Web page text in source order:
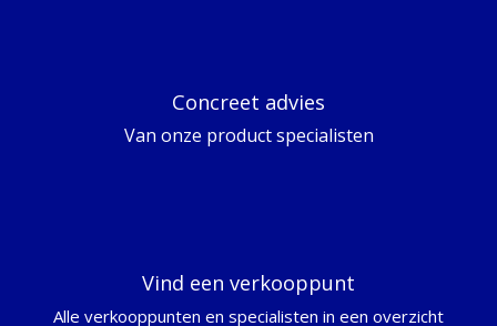
Concreet advies
Van onze product specialisten
Vind een verkooppunt
Alle verkooppunten en specialisten in een overzicht